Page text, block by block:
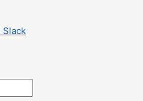
Slack